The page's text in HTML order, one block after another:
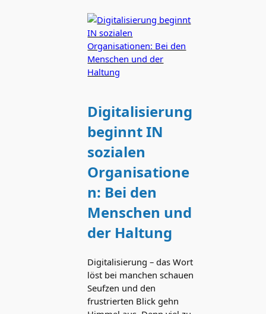
Digitalisierung
beginnt IN
sozialen
Organisatione
n: Bei den
Menschen und
der Haltung
Digitalisierung – das Wort
löst bei manchen schauen
Seufzen und den
frustrierten Blick gehn